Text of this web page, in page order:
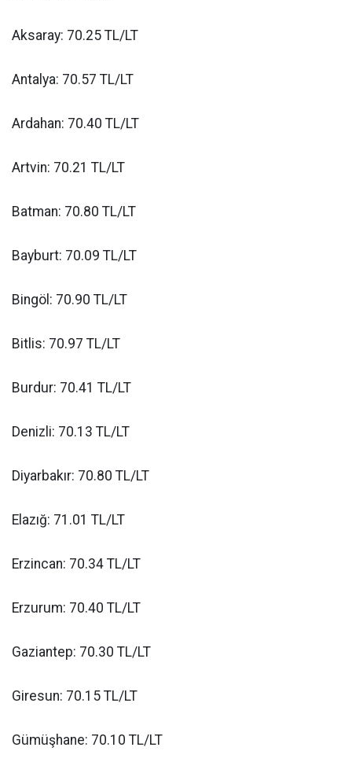
Aksaray: 70.25 TL/LT
Antalya: 70.57 TL/LT
Ardahan: 70.40 TL/LT
Artvin: 70.21 TL/LT
Batman: 70.80 TL/LT
Bayburt: 70.09 TL/LT
Bingöl: 70.90 TL/LT
Bitlis: 70.97 TL/LT
Burdur: 70.41 TL/LT
Denizli: 70.13 TL/LT
Diyarbakır: 70.80 TL/LT
Elazığ: 71.01 TL/LT
Erzincan: 70.34 TL/LT
Erzurum: 70.40 TL/LT
Gaziantep: 70.30 TL/LT
Giresun: 70.15 TL/LT
Gümüşhane: 70.10 TL/LT